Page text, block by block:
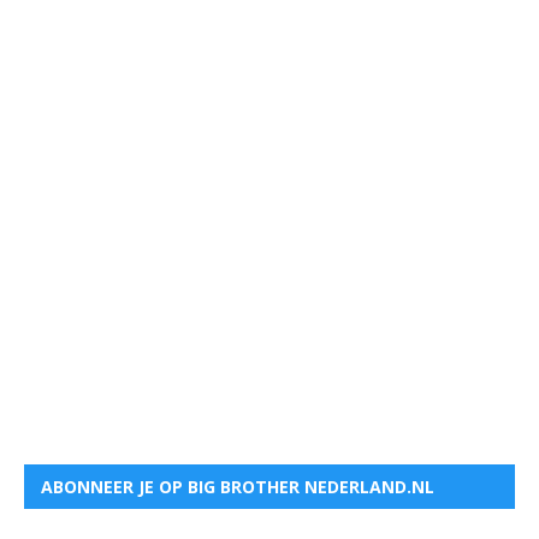
ABONNEER JE OP BIG BROTHER NEDERLAND.NL